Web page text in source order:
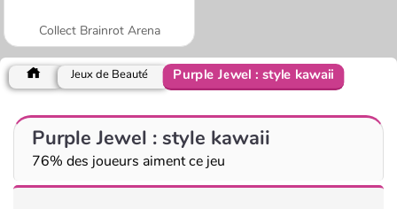
Collect Brainrot Arena
Jeux de Beauté Purple Jewel : style kawaii
Purple Jewel : style kawaii
76% des joueurs aiment ce jeu